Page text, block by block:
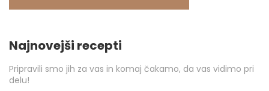
Najnovejši recepti
Pripravili smo jih za vas in komaj čakamo, da vas vidimo pri
delu!